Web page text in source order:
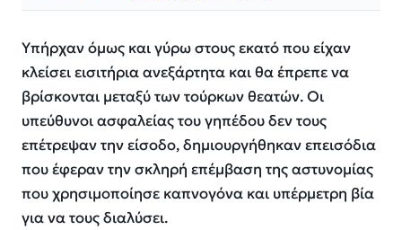
Υπήρχαν όμως και γύρω στους εκατό που είχαν
κλείσει εισιτήρια ανεξάρτητα και θα έπρεπε να
βρίσκονται μεταξύ των τούρκων θεατών. Οι
υπεύθυνοι ασφαλείας του γηπέδου δεν τους
επέτρεψαν την είσοδο, δημιουργήθηκαν επεισόδια
που έφεραν την σκληρή επέμβαση της αστυνομίας
που χρησιμοποίησε καπνογόνα και υπέρμετρη βία
για να τους διαλύσει.